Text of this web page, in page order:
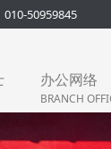
50959845
办公网络
BRANCH